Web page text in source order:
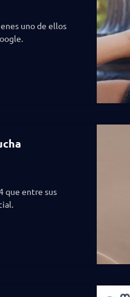
uno de ellos
que entre sus